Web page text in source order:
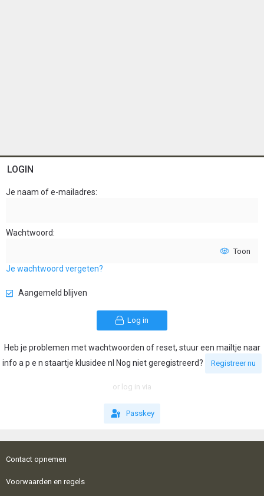
LOGIN
Je naam of e-mailadres
Wachtwoord
Toon
Je wachtwoord vergeten?
Aangemeld blijven
Log in
Heb je problemen met wachtwoorden of reset, stuur een mailtje naar
info a p e n staartje klusidee nl Nog niet geregistreerd?
Registreer nu
or log in via
Passkey
Contact opnemen
Voorwaarden en regels